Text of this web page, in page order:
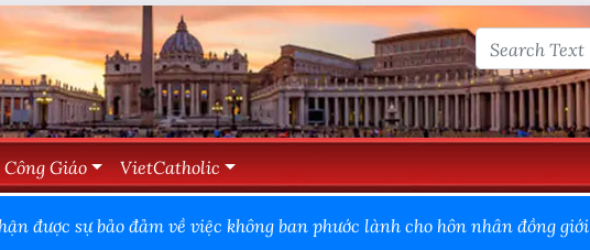
Giáo VietCatholic
được sự bảo đảm về việc không ban phước lành cho hôn nhân đồng giới